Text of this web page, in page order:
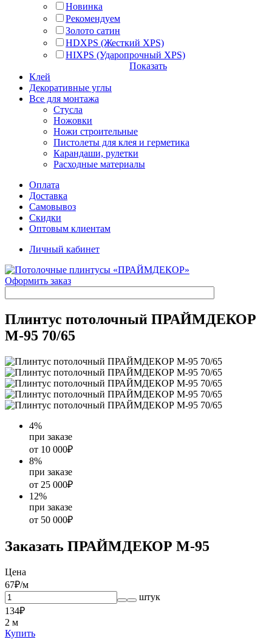
Новинка
Рекомендуем
Золото сатин
HDXPS (Жесткий XPS)
HIXPS (Ударопрочный XPS)
Показать
Клей
Декоративные углы
Все для монтажа
Стусла
Ножовки
Ножи строительные
Пистолеты для клея и герметика
Карандаши, рулетки
Расходные материалы
Оплата
Доставка
Самовывоз
Скидки
Оптовым клиентам
Личный кабинет
Оформить заказ
Плинтус потолочный ПРАЙМДЕКОР
M-95 70/65
4%
при заказе
от 10 000₽
8%
при заказе
от 25 000₽
12%
при заказе
от 50 000₽
Заказать ПРАЙМДЕКОР M-95
Цена
67₽/м
штук
134₽
2 м
Купить